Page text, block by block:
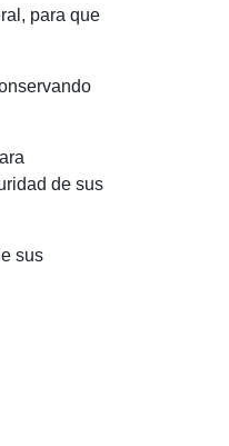
para que
de sus
sus